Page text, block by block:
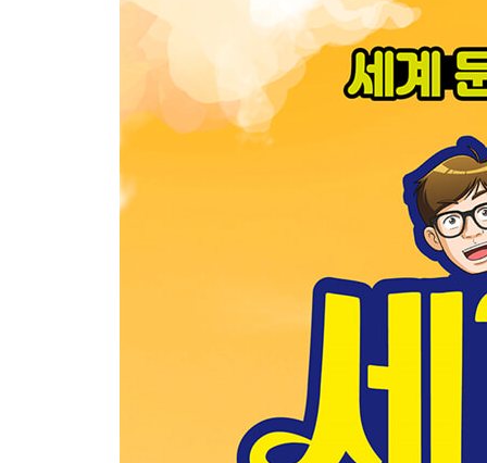
[문학부 쉬는 시간] 다른 그림 찾기 140
5화 혁명의 불꽃 141
[작가 X의 서재] 혁명의 도시 파리 168
6화 용서의 진정한 뜻 171
[작가 X의 서재] 용서를 다룬 세계 문학 190
김영하의 세계 문학 다시 읽기 192